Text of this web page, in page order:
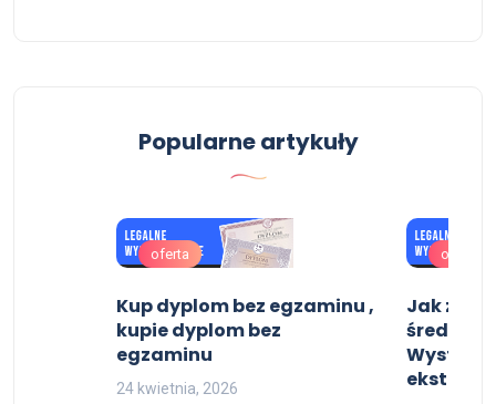
Popularne artykuły
oferta
Kup dyplom bez egzaminu ,
kupie dyplom bez
egzaminu
24 kwietnia, 2026
oferta
Jak
średnie